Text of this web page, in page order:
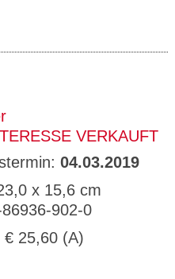
VERKAUFT
04.03.2019
x 15,6 cm
902-0
| € 25,60 (A)